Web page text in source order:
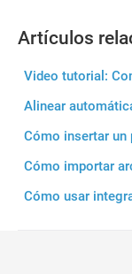
Artículos
Video tutorial:
Alinear
Cómo insertar un
Cómo importar
Cómo usar